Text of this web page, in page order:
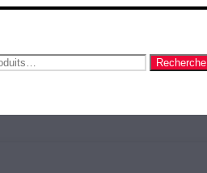
Recherche